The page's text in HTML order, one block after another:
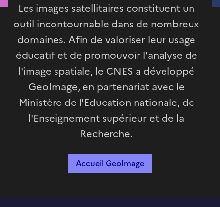
Les images satellitaires constituent un
outil incontournable dans de nombreux
domaines. Afin de valoriser leur usage
éducatif et de promouvoir l'analyse de
l'image spatiale, le CNES a développé
GeoImage, en partenariat avec le
Ministère de l'Education nationale, de
l'Enseignement supérieur et de la
Recherche.
Accueil GeoImage